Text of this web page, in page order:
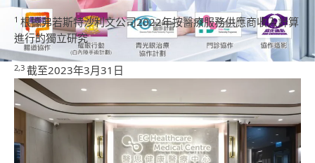
1 根據弗若斯特沙利文公司2022年按醫療服務供應商收入計算
進行的獨立研究
2,3截至2023年3月31日